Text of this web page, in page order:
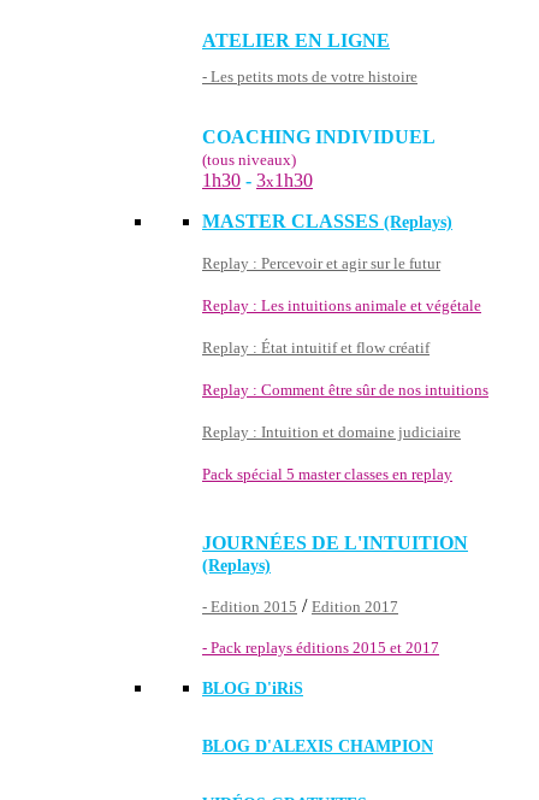
ATELIER EN LIGNE
- Les petits mots de votre histoire
COACHING INDIVIDUEL
(tous niveaux)
1h30 - 3x1h30
MASTER CLASSES (Replays)
Replay : Percevoir et agir sur le futur
Replay : Les intuitions animale et végétale
Replay : État intuitif et flow créatif
Replay : Comment être sûr de nos intuitions
Replay : Intuition et domaine judiciaire
Pack spécial 5 master classes en replay
JOURNÉES DE L'INTUITION
(Replays)
- Edition 2015 / Edition 2017
- Pack replays éditions 2015 et 2017
BLOG D'iRiS
BLOG D'ALEXIS CHAMPION